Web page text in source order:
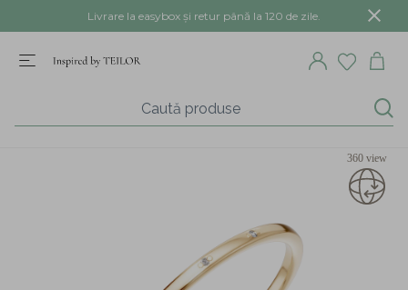
Livrare la easybox și retur până la 120 de zile.
360 view